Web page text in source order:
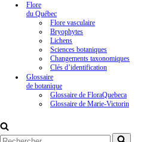
Flore
du Québec
Flore vasculaire
Bryophytes
Lichens
Sciences botaniques
Changements taxonomiques
Clés d’identification
Glossaire
de botanique
Glossaire de FloraQuebeca
Glossaire de Marie-Victorin
Rechercher...